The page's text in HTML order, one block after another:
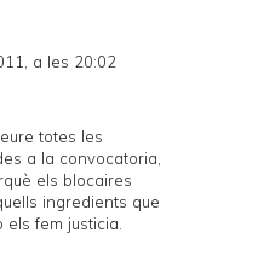
a les 20:02
totes les
a la convocatoria,
els blocaires
ingredients que
fem justicia.